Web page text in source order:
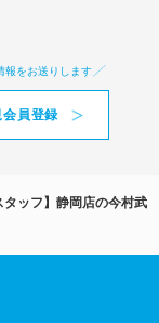
報をお送りします
会員登録
タッフ】静岡店の今村武